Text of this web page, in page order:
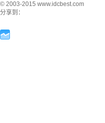
© 2003-2015 www.idcbest.com
分享到：